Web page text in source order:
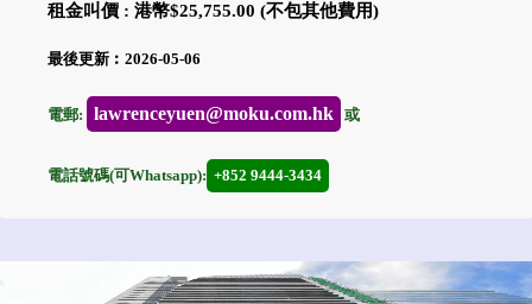
租金叫價 : 港幣$25,755.00 (不包其他費用)
最後更新︰2026-05-06
電郵: lawrenceyuen@moku.com.hk 或
電話號碼(可Whatsapp): +852 9444-3434